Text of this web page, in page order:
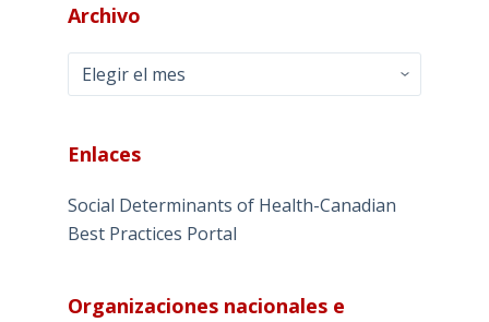
Archivo
Archivo
Enlaces
Social Determinants of Health-Canadian
Best Practices Portal
Organizaciones nacionales e